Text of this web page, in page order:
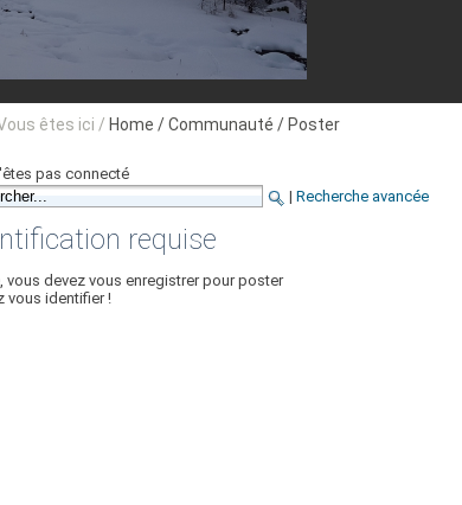
êtes ici / Home / Communauté / Poster
pas connecté
| Recherche avancée
requise
vous devez vous enregistrer pour poster
vous identifier !